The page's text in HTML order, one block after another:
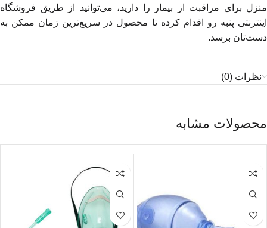
منزل برای مراقبت از بیمار را دارید، می‌توانید از طریق فروشگاه
اینترنتی پنبه رو اقدام کرده تا محصول در سریع‌ترین زمان ممکن به
دست‌تان برسد.
نظرات (0)
محصولات مشابه